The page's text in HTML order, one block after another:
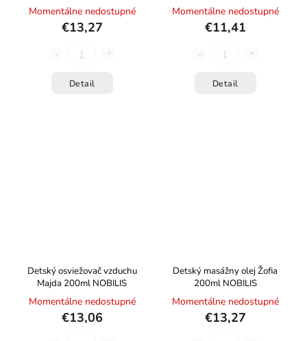
Momentálne nedostupné
€13,27
Detail
Momentálne nedostupné
€11,41
Detail
Detský osviežovač vzduchu
Majda 200ml NOBILIS
Momentálne nedostupné
€13,06
Detský masážny olej Žofia
200ml NOBILIS
Momentálne nedostupné
€13,27